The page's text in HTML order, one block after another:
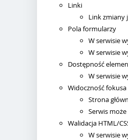
Linki
Link zmiany
Pola formularzy
W serwisie
W serwisie
Dostępność
W serwisie
Widoczność
Strona
Serwis
Walidacja HTML/
W serwisie